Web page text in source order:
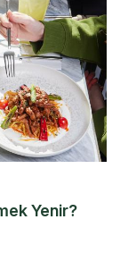
Yenir?